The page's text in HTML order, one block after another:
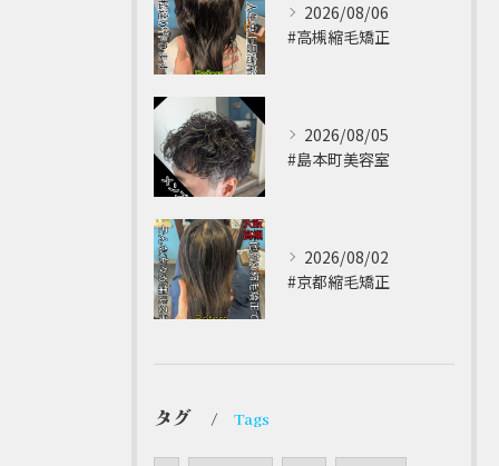
2026/08/06
#高槻縮毛矯正 ⁡
2026/08/05
#島本町美容室 ⁡
2026/08/02
#京都縮毛矯正 ⁡
タグ Tags